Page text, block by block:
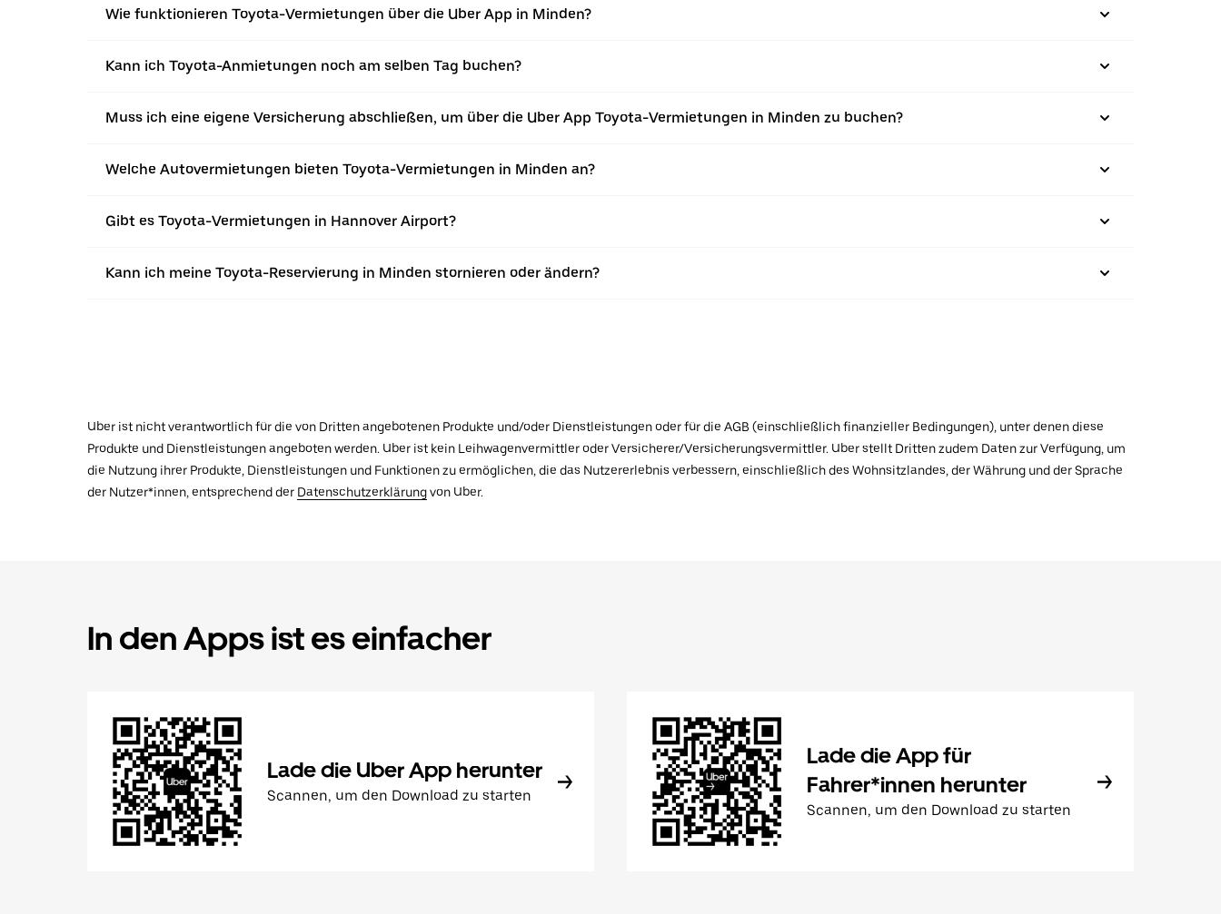
Wie funktionieren Toyota-Vermietungen über die Uber App in Minden?
Kann ich Toyota-Anmietungen noch am selben Tag buchen?
Muss ich eine eigene Versicherung abschließen, um über die Uber App Toyota-Vermietungen in Minden zu buchen?
Welche Autovermietungen bieten Toyota-Vermietungen in Minden an?
Gibt es Toyota-Vermietungen in Hannover Airport?
Kann ich meine Toyota-Reservierung in Minden stornieren oder ändern?
Uber ist nicht verantwortlich für die von Dritten angebotenen Produkte und/oder Dienstleistungen oder für die AGB (einschließlich finanzieller Bedingungen), unter denen diese
Produkte und Dienstleistungen angeboten werden. Uber ist kein Leihwagenvermittler oder Versicherer/Versicherungsvermittler. Uber stellt Dritten zudem Daten zur Verfügung, um
die Nutzung ihrer Produkte, Dienstleistungen und Funktionen zu ermöglichen, die das Nutzererlebnis verbessern, einschließlich des Wohnsitzlandes, der Währung und der Sprache
der Nutzer*innen, entsprechend der Datenschutzerklärungvon Uber.
In den Apps ist es einfacher
Lade die Uber App herunter
Scannen, um den Download zu starten
Lade die App für
Fahrer*innen herunter
Scannen, um den Download zu starten